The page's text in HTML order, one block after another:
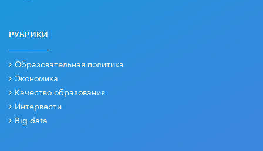
РУБРИКИ
Образовательная политика
Экономика
Качество образования
Интервести
Big data